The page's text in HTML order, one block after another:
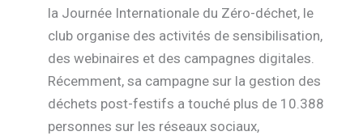
la Journée Internationale du Zéro-déchet, le
club organise des activités de sensibilisation,
des webinaires et des campagnes digitales.
Récemment, sa campagne sur la gestion des
déchets post-festifs a touché plus de 10.388
personnes sur les réseaux sociaux,